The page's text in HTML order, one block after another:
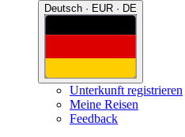
Deutsch · EUR · DE
Unterkunft registrieren
Meine Reisen
Feedback